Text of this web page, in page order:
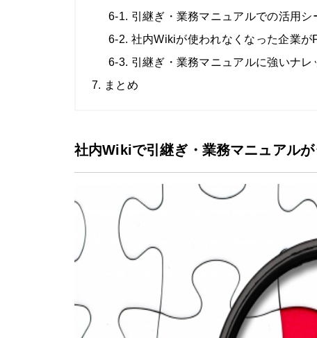
6-1. 引継ぎ・業務マニュアルでの活用シ
6-2. 社内Wikiが使われなくなった企業が
6-3. 引継ぎ・業務マニュアルに強いナレ
7. まとめ
社内Wikiで引継ぎ・業務マニュアル